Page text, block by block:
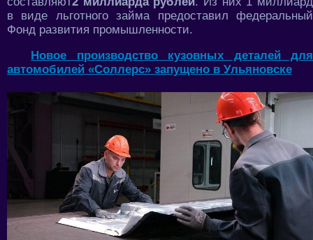
в виде льготного займа предоставил федеральный
Фонд развития промышленности.
Новое производство кузовных деталей для
автомобилей «Соллерс» запущено в Ульяновске